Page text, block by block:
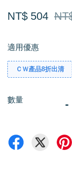
NT$ 504
適用優惠
ＣＷ產品8折出清
數量 -